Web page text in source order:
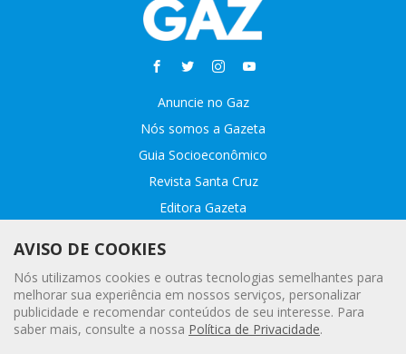
Anuncie no Gaz
Nós somos a Gazeta
Guia Socioeconômico
Revista Santa Cruz
Editora Gazeta
Fale conosco
Webmail
Assinatura Premiada
AVISO DE COOKIES
Nós utilizamos cookies e outras tecnologias semelhantes para
melhorar sua experiência em nossos serviços, personalizar
publicidade e recomendar conteúdos de seu interesse. Para
saber mais, consulte a nossa Política de Privacidade.